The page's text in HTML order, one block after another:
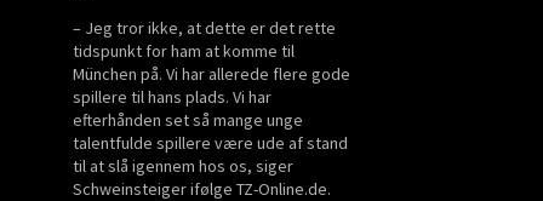
– Jeg tror ikke, at dette er det rette
tidspunkt for ham at komme til
München på. Vi har allerede flere gode
spillere til hans plads. Vi har
efterhånden set så mange unge
talentfulde spillere være ude af stand
til at slå igennem hos os, siger
Schweinsteiger ifølge TZ-Online.de.